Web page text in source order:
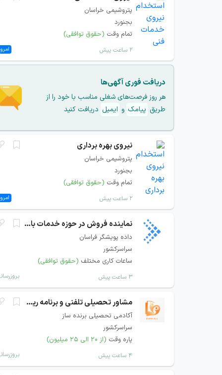
پتروشیمی خراسان
بجنورد
تمام وقت (حقوق توافقی)
۲ ساعت پیش
دریافت فوری آگهی‌ها
هر روز فرصت‌های شغلی مناسب با خود را از
طریق پیامک و ایمیل دریافت کنید
نیروی بهره برداری
پتروشیمی خراسان
بجنورد
تمام وقت (حقوق توافقی)
۲ ساعت پیش
نماینده فروش در حوزه خدمات بانکی و پرداخت
داده پویشگر فراسان
سراسرکشور
ساعات کاری مختلف (حقوق توافقی)
۳ ساعت پیش
مشاور تحصیلی تلفنی و برنامه ریزی
آکادمی تحصیلی برنده ساز
سراسرکشور
پاره وقت (از ۲۰ الی ۲۵ میلیون)
۴ ساعت پیش